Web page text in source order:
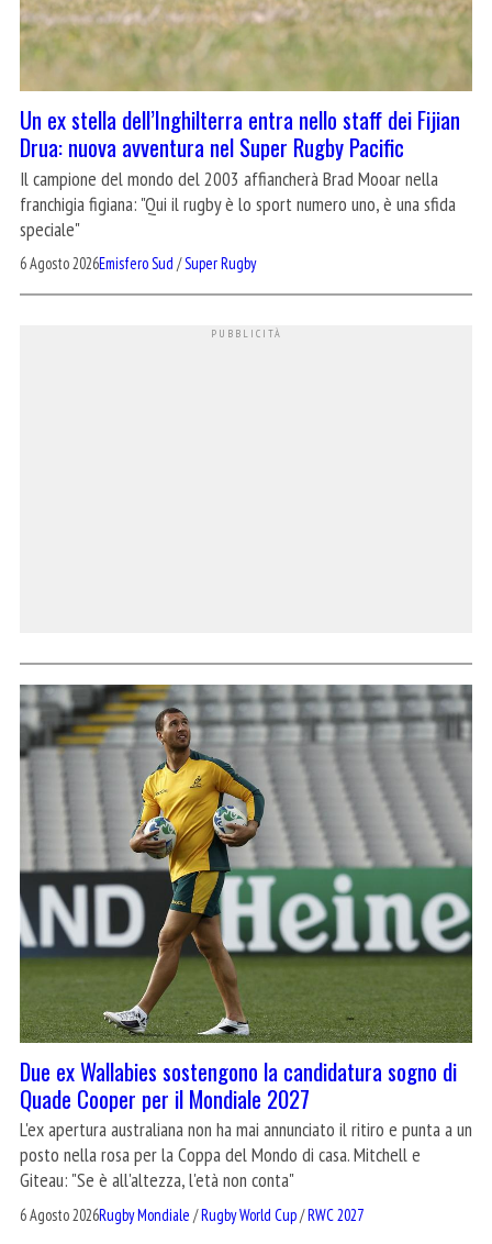
Un ex stella dell’Inghilterra entra nello staff dei Fijian
Drua: nuova avventura nel Super Rugby Pacific
Il campione del mondo del 2003 affiancherà Brad Mooar nella
franchigia figiana: "Qui il rugby è lo sport numero uno, è una sfida
speciale"
6 Agosto 2026Emisfero Sud /Super Rugby
Due ex Wallabies sostengono la candidatura sogno di
Quade Cooper per il Mondiale 2027
L'ex apertura australiana non ha mai annunciato il ritiro e punta a un
posto nella rosa per la Coppa del Mondo di casa. Mitchell e
Giteau: "Se è all'altezza, l'età non conta"
6 Agosto 2026Rugby Mondiale /Rugby World Cup/RWC 2027